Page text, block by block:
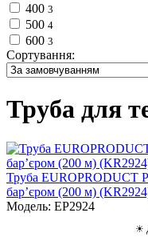
400 3
500 4
600 3
Сортування:
Труба для
Труба EUROPRODUCT
барʼєром (200 м)
Модель: EP2924
☀